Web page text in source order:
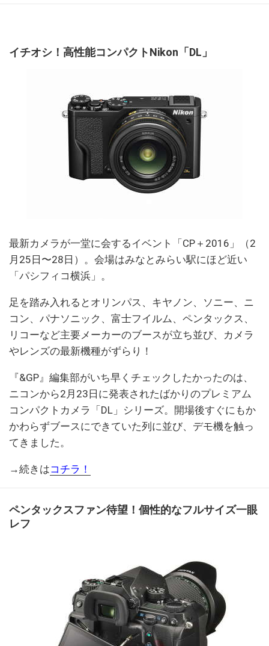
イチオシ！高性能コンパクトNikon「DL」
最新カメラが一堂に会するイベント「CP＋2016」（2
月25日〜28日）。会場はみなとみらい駅にほど近い
「パシフィコ横浜」。
足を踏み入れるとオリンパス、キヤノン、ソニー、ニ
コン、パナソニック、富士フイルム、ペンタックス、
リコーなど主要メーカーのブースが立ち並び、カメラ
やレンズの最新機種がずらり！
『&GP』編集部がいち早くチェックしたかったのは、
ニコンから2月23日に発表されたばかりのプレミアム
コンパクトカメラ「DL」シリーズ。開場後すぐにもか
かわらずブースにできていた列に並び、デモ機を触っ
てきました。
→続きはコチラ！
ペンタックスファン待望！個性的なフルサイズ一眼
レフ